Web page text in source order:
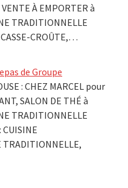
À EMPORTER à
TRADITIONNELLE
CROÛTE,…
de Groupe
: CHEZ MARCEL pour
SALON DE THÉ à
TRADITIONNELLE
CUISINE
TRADITIONNELLE,